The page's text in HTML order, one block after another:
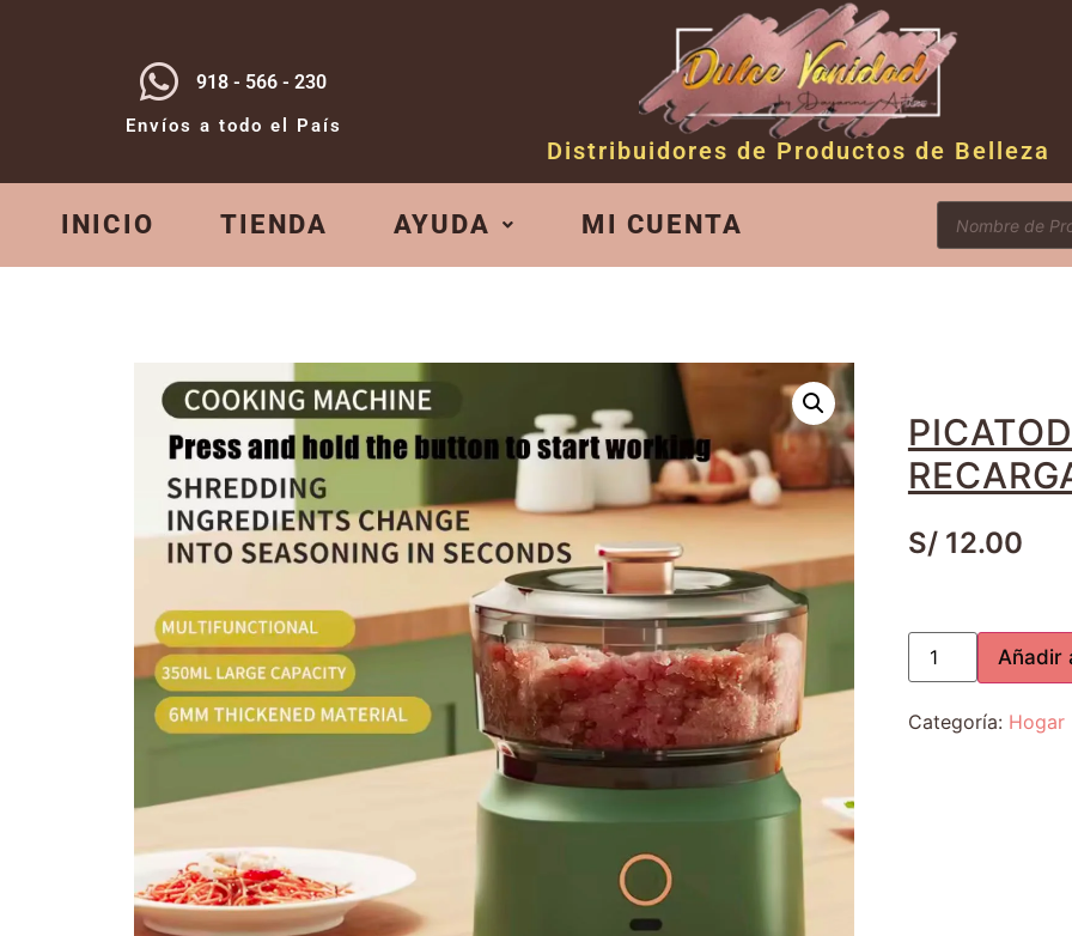
918 - 566 - 230
Envíos a todo el País
Distribuidores de Productos de Belleza
INICIO TIENDA AYUDA MI CUENTA
S/12.00
Añadir
Categoría: Hogar